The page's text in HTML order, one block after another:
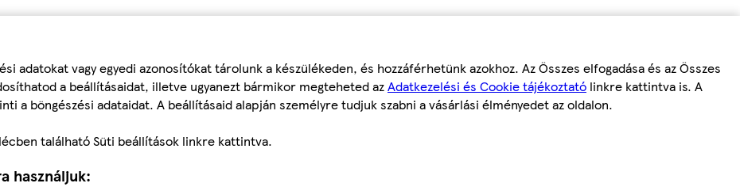
adatokat vagy egyedi azonosítókat tárolunk a készülékeden, és hozzáférhetünk azokhoz. Az Összes elfogadása és az Összes
a beállításaidat, illetve ugyanezt bármikor megteheted azAdatkezelési és Cookie tájékoztató linkre kattintva is. A
a böngészési adataidat. A beállításaid alapján személyre tudjuk szabni a vásárlási élményedet az oldalon.
található Süti beállítások linkre kattintva.
használjuk: